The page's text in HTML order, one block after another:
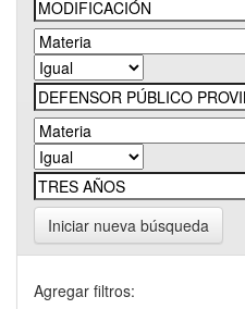
Iniciar nueva búsqueda
Agregar filtros: